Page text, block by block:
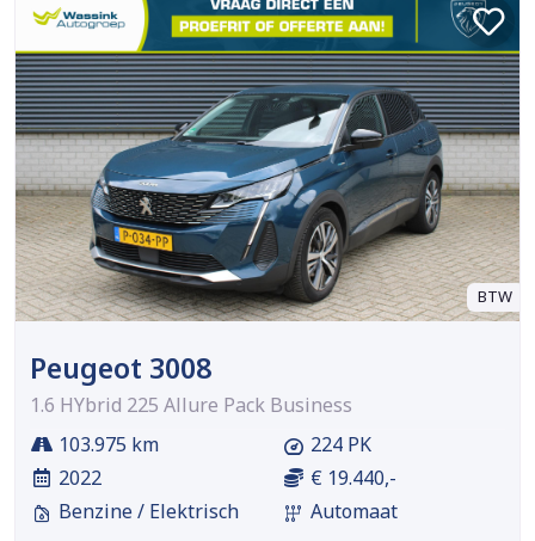
BTW
Peugeot 3008
1.6 HYbrid 225 Allure Pack Business
103.975 km
2022
Benzine / Elektrisch
224 PK
€ 19.440,-
Automaat